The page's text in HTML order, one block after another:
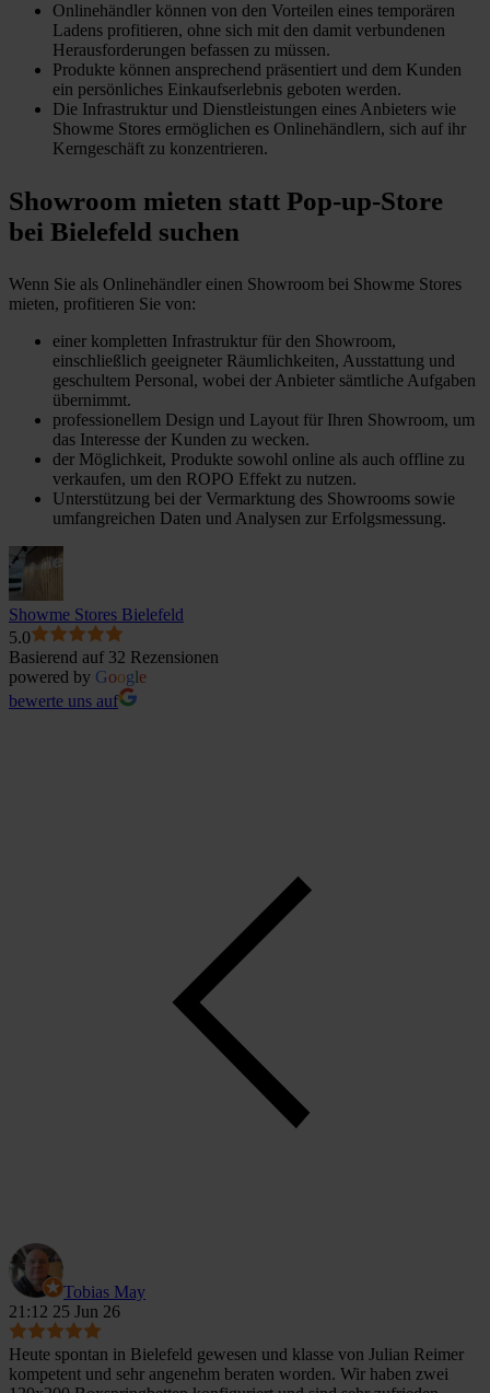
Einkauf in Ihrem Onlineshop
Onlinehändler können von den Vorteilen eines temporären
Ladens profitieren, ohne sich mit den damit verbundenen
Herausforderungen befassen zu müssen.
Produkte können ansprechend präsentiert und dem Kunden
ein persönliches Einkaufserlebnis geboten werden.
Die Infrastruktur und Dienstleistungen eines Anbieters wie
Showme Stores ermöglichen es Onlinehändlern, sich auf ihr
Kerngeschäft zu konzentrieren.
Showroom mieten statt Pop-up-Store
bei Bielefeld suchen
Wenn Sie als Onlinehändler einen Showroom bei Showme Stores
mieten, profitieren Sie von:
einer kompletten Infrastruktur für den Showroom,
einschließlich geeigneter Räumlichkeiten, Ausstattung und
geschultem Personal, wobei der Anbieter sämtliche Aufgaben
übernimmt.
professionellem Design und Layout für Ihren Showroom, um
das Interesse der Kunden zu wecken.
der Möglichkeit, Produkte sowohl online als auch offline zu
verkaufen, um den ROPO Effekt zu nutzen.
Unterstützung bei der Vermarktung des Showrooms sowie
umfangreichen Daten und Analysen zur Erfolgsmessung.
Showme Stores Bielefeld
5.0
Basierend auf 32 Rezensionen
powered by Google
bewerte uns auf
Tobias May
21:12 25 Jun 26
Heute spontan in Bielefeld gewesen und klasse von Julian Reimer
kompetent und sehr angenehm beraten worden. Wir haben zwei